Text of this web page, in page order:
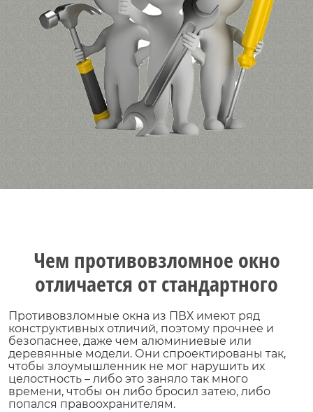
Чем противовзломное окно
отличается от стандартного
Противовзломные окна из ПВХ имеют ряд
конструктивных отличий, поэтому прочнее и
безопаснее, даже чем алюминиевые или
деревянные модели. Они спроектированы так,
чтобы злоумышленник не мог нарушить их
целостность – либо это заняло так много
времени, чтобы он либо бросил затею, либо
попался правоохранителям.